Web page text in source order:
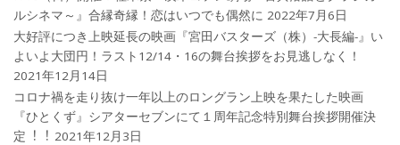
ルシネマ～』合縁奇縁！恋はいつでも偶然に 2022年7月6日
大好評につき上映延長の映画『宮田バスターズ（株）-大長編-』い
よいよ大団円！ラスト12/14・16の舞台挨拶をお見逃しなく！
2021年12月14日
コロナ禍を⾛り抜け⼀年以上のロングラン上映を果たした映画
『ひとくず』シアターセブンにて１周年記念特別舞台挨拶開催決
定︕︕ 2021年12月3日